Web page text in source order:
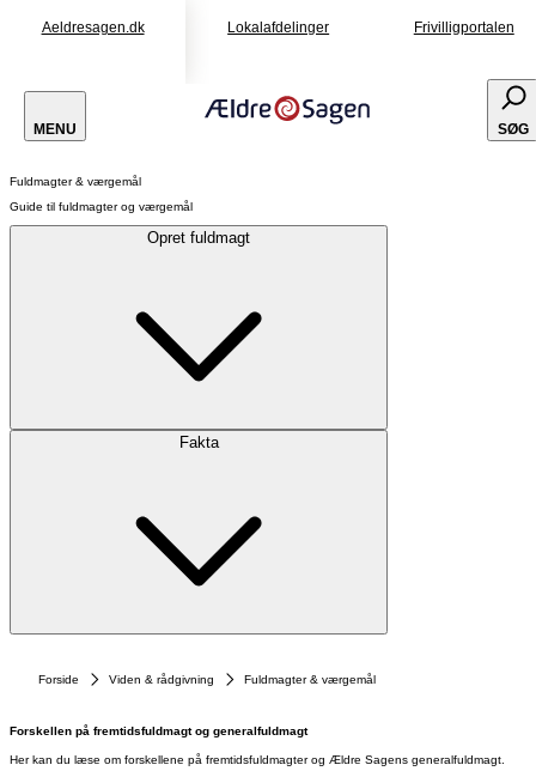
Aeldresagen.dk Lokalafdelinger Frivilligportalen
MENU SØG
Fuldmagter & værgemål
Guide til fuldmagter og værgemål
Opret fuldmagt
Fakta
Forside Viden & rådgivning Fuldmagter & værgemål
Forskellen på fremtidsfuldmagt og generalfuldmagt
Her kan du læse om forskellene på fremtidsfuldmagter og Ældre Sagens generalfuldmagt.